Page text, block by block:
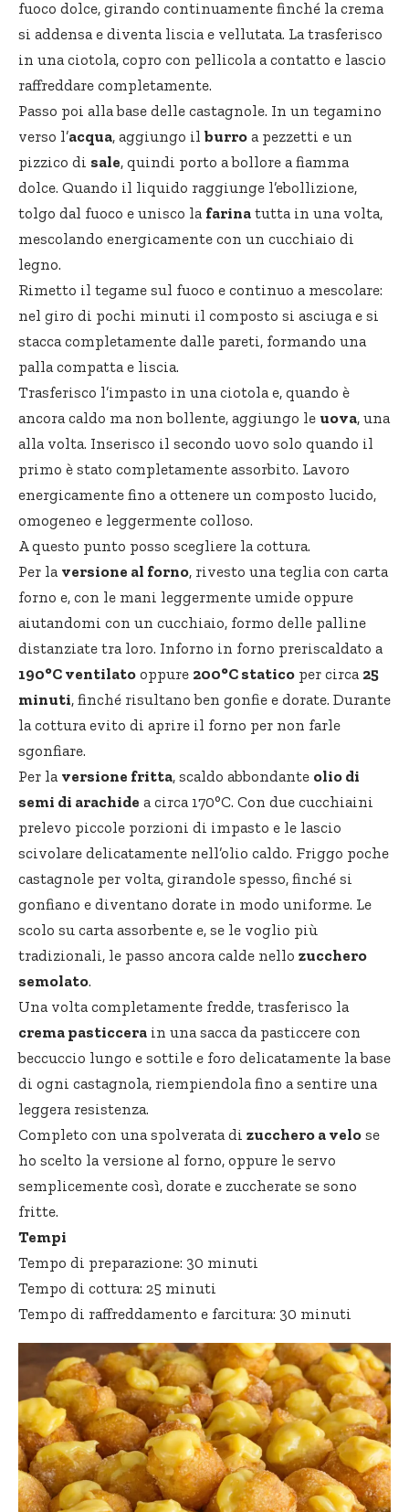
fuoco dolce, girando continuamente finché la crema
si addensa e diventa liscia e vellutata. La trasferisco
in una ciotola, copro con pellicola a contatto e lascio
raffreddare completamente.
Passo poi alla base delle castagnole. In un tegamino
verso l’acqua, aggiungo il burro a pezzetti e un
pizzico di sale, quindi porto a bollore a fiamma
dolce. Quando il liquido raggiunge l’ebollizione,
tolgo dal fuoco e unisco la farina tutta in una volta,
mescolando energicamente con un cucchiaio di
legno.
Rimetto il tegame sul fuoco e continuo a mescolare:
nel giro di pochi minuti il composto si asciuga e si
stacca completamente dalle pareti, formando una
palla compatta e liscia.
Trasferisco l’impasto in una ciotola e, quando è
ancora caldo ma non bollente, aggiungo le uova, una
alla volta. Inserisco il secondo uovo solo quando il
primo è stato completamente assorbito. Lavoro
energicamente fino a ottenere un composto lucido,
omogeneo e leggermente colloso.
A questo punto posso scegliere la cottura.
Per la versione al forno, rivesto una teglia con carta
forno e, con le mani leggermente umide oppure
aiutandomi con un cucchiaio, formo delle palline
distanziate tra loro. Inforno in forno preriscaldato a
190°C ventilato oppure 200°C statico per circa 25
minuti, finché risultano ben gonfie e dorate. Durante
la cottura evito di aprire il forno per non farle
sgonfiare.
Per la versione fritta, scaldo abbondante olio di
semi di arachide a circa 170°C. Con due cucchiaini
prelevo piccole porzioni di impasto e le lascio
scivolare delicatamente nell’olio caldo. Friggo poche
castagnole per volta, girandole spesso, finché si
gonfiano e diventano dorate in modo uniforme. Le
scolo su carta assorbente e, se le voglio più
tradizionali, le passo ancora calde nello zucchero
semolato.
Una volta completamente fredde, trasferisco la
crema pasticcera in una sacca da pasticcere con
beccuccio lungo e sottile e foro delicatamente la base
di ogni castagnola, riempiendola fino a sentire una
leggera resistenza.
Completo con una spolverata di zucchero a velo se
ho scelto la versione al forno, oppure le servo
semplicemente così, dorate e zuccherate se sono
fritte.
Tempi
Tempo di preparazione: 30 minuti
Tempo di cottura: 25 minuti
Tempo di raffreddamento e farcitura: 30 minuti